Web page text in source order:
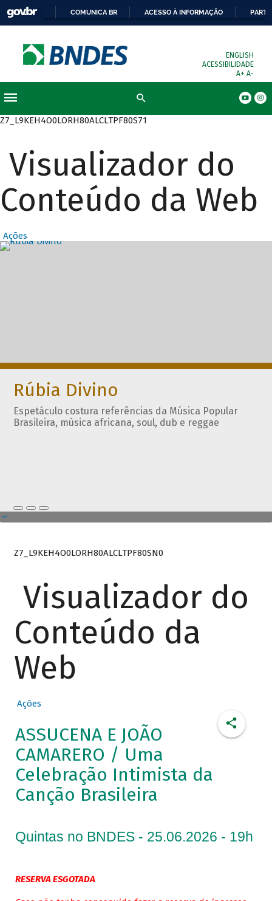
COMUNICA BR ACESSO À INFORMAÇÃO
ENGLISH
ACESSIBILIDADE
A+ A-
Z7_L9KEH4O0LORH80ALCLTPF80S71
Visualizador do
Conteúdo da Web
Ações
Destaques
Rúbia Divino
Espetáculo costura referências da Música Popular
Brasileira, música africana, soul, dub e reggae
Z7_L9KEH4O0LORH80ALCLTPF80SN0
Visualizador do
Conteúdo da
Web
Ações
ASSUCENA E JOÃO
CAMARERO / Uma
Celebração Intimista da
Canção Brasileira
Quintas no BNDES - 25.06.2026 - 19h
RESERVA ESGOTADA